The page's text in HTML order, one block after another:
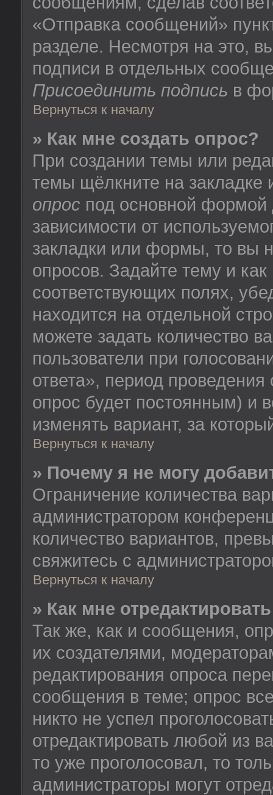
«Отправка сообщений»
разделе. Несмотря на это,
подписи в отдельных
Присоединить подпись в
Вернуться к началу
» Как мне создать опрос?
При создании темы или
темы щёлкните на
опрос под основной
зависимости от
закладки или формы, то вы
опросов. Задайте тему и
соответствующих полях,
находится на отдельной
можете задать количество
пользователи при
ответа», период проведения
опрос будет постоянным) и
изменять вариант, за
Вернуться к началу
» Почему я не могу
Ограничение количества
администратором
количество вариантов,
свяжитесь с
Вернуться к началу
» Как мне
Так же, как и сообщения,
их создателями,
редактирования опроса
сообщения в теме; опрос
никто не успел
отредактировать любой из
то уже проголосовал, то
администраторы могут